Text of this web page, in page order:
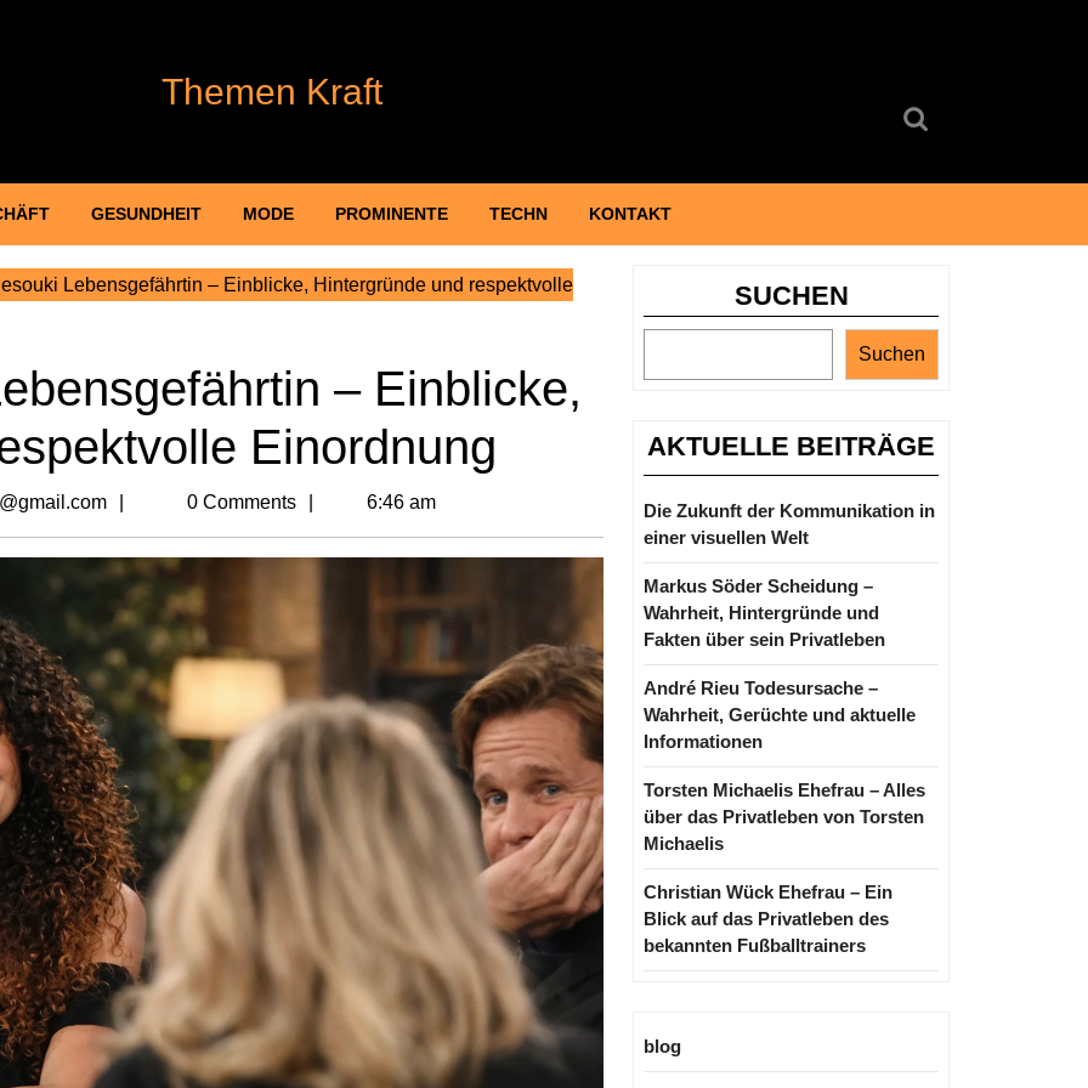
Themen Kraft
GESUNDHEIT MODE PROMINENTE TECHN KONTAKT
Lebensgefährtin – Einblicke, Hintergründe und respektvolle
– Einblicke,
Einordnung
billionvalues2@gmail.com
0 Comments 6:46 am
SUCHEN
Suchen
AKTUELLE BEITRÄGE
Die Zukunft der Kommunikation in
einer visuellen Welt
Markus Söder Scheidung –
Wahrheit, Hintergründe und
Fakten über sein Privatleben
André Rieu Todesursache –
Wahrheit, Gerüchte und aktuelle
Informationen
Torsten Michaelis Ehefrau – Alles
über das Privatleben von Torsten
Michaelis
Christian Wück Ehefrau – Ein
Blick auf das Privatleben des
bekannten Fußballtrainers
blog